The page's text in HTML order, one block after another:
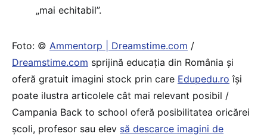
„mai echitabil”.
Foto: © Ammentorp | Dreamstime.com /
Dreamstime.com sprijină educaţia din România şi
oferă gratuit imagini stock prin care Edupedu.ro îşi
poate ilustra articolele cât mai relevant posibil /
Campania Back to school oferă posibilitatea oricărei
școli, profesor sau elev să descarce imagini de